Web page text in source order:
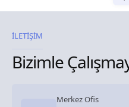
İLETİŞİM
Bizimle
Merkez Ofis